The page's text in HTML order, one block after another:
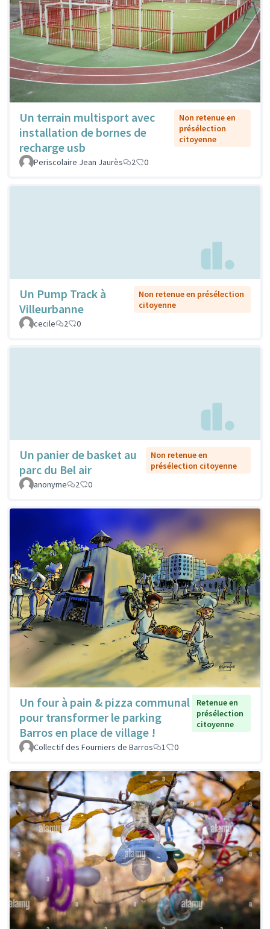
Un terrain multisport avec
installation de bornes de
recharge usb
Non retenue en
présélection
citoyenne
Periscolaire Jean Jaurès 2 0
Un Pump Track à
Villeurbanne
Non retenue en présélection
citoyenne
cecile
2 0
Un panier de basket au
parc du Bel air
Non retenue en
présélection citoyenne
anonyme
2 0
Un four à pain & pizza communal
pour transformer le parking
Barros en place de village !
Retenue en
présélection
citoyenne
Collectif des Fourniers de Barros 1 0